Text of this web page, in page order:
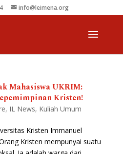
info@leimena.org
Mahasiswa UKRIM:
Kristen!
, IL News, Kuliah Umum
Kristen Immanuel
Kristen mempunyai suatu